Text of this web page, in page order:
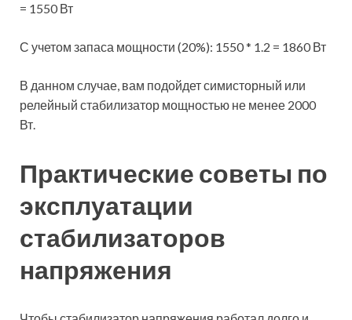
= 1550 Вт
С учетом запаса мощности (20%): 1550 * 1.2 = 1860 Вт
В данном случае, вам подойдет симисторный или
релейный стабилизатор мощностью не менее 2000
Вт.
Практические советы по
эксплуатации
стабилизаторов
напряжения